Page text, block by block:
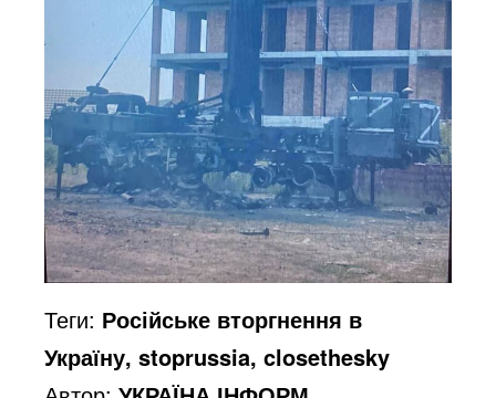
Теги: Російське вторгнення в
Україну, stoprussia, closethesky